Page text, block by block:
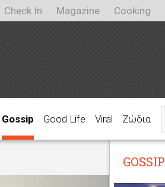
Check In Magazine Cooking
Gossip Good Life Viral Ζώδια
GOSSIP